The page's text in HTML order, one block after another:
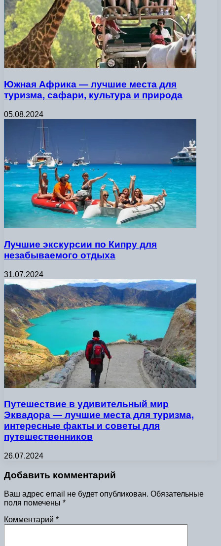
Южная Африка — лучшие места для
туризма, сафари, культура и природа
05.08.2024
Лучшие экскурсии по Кипру для
незабываемого отдыха
31.07.2024
Путешествие в удивительный мир
Эквадора — лучшие места для туризма,
интересные факты и советы для
путешественников
26.07.2024
Добавить комментарий
Ваш адрес email не будет опубликован. Обязательные
поля помечены *
Комментарий *